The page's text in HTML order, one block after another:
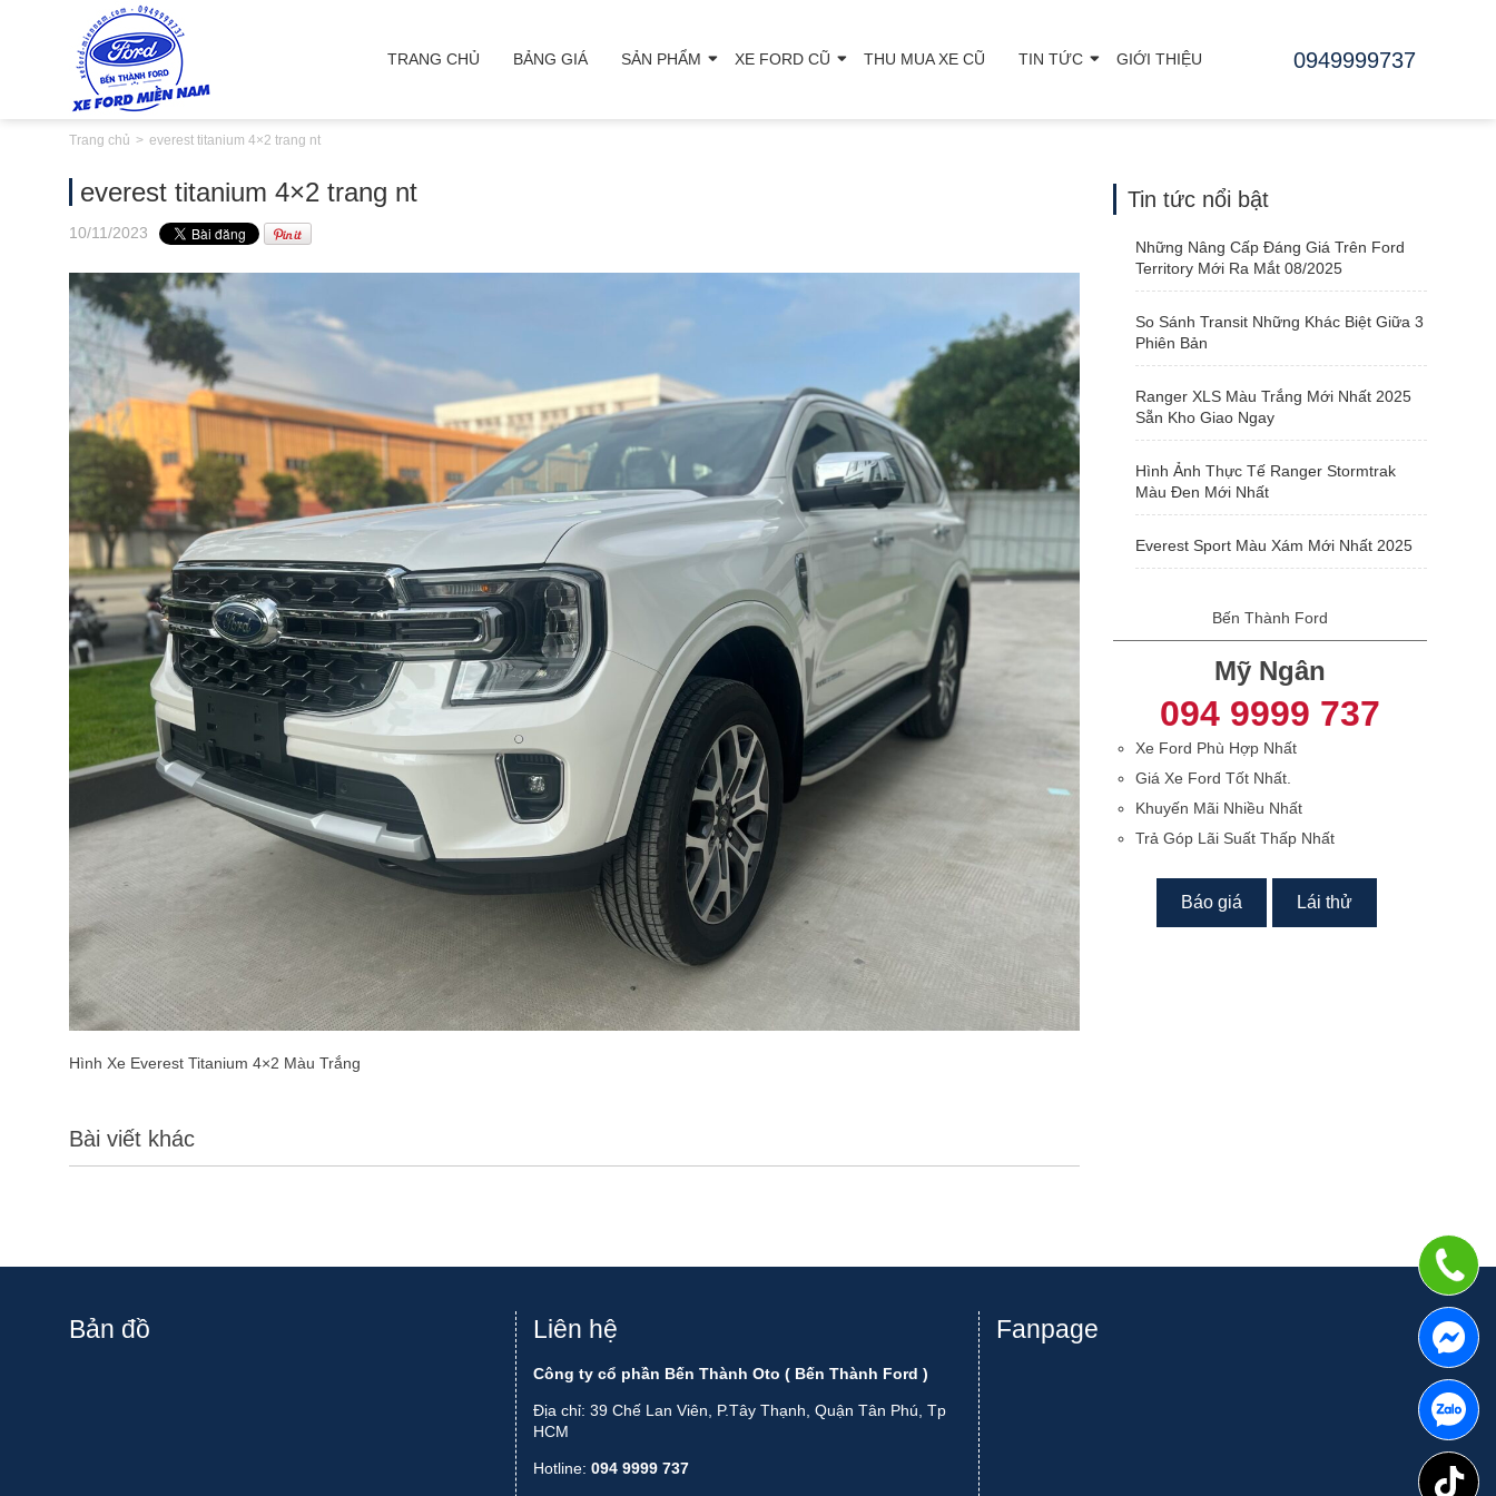
TRANG CHỦ BẢNG GIÁ SẢN PHẨM XE FORD CŨ THU MUA XE CŨ TIN TỨC GIỚI THIỆU 0949999737
Trang chủ everest titanium 4×2 trang nt
everest titanium 4×2 trang nt
10/11/2023
Hình Xe Everest Titanium 4×2 Màu Trắng
Bài viết khác
Tin tức nổi bật
Những Nâng Cấp Đáng Giá Trên Ford
Territory Mới Ra Mắt 08/2025
So Sánh Transit Những Khác Biệt Giữa 3
Phiên Bản
Ranger XLS Màu Trắng Mới Nhất 2025
Sẵn Kho Giao Ngay
Hình Ảnh Thực Tế Ranger Stormtrak
Màu Đen Mới Nhất
Everest Sport Màu Xám Mới Nhất 2025
Bến Thành Ford
Mỹ Ngân
094 9999 737
Xe Ford Phù Hợp Nhất
Giá Xe Ford Tốt Nhất.
Khuyến Mãi Nhiều Nhất
Trả Góp Lãi Suất Thấp Nhất
Báo giá Lái thử
Bản đồ Liên hệ
Công ty cổ phần Bến Thành Oto ( Bến Thành Ford )
Địa chỉ: 39 Chế Lan Viên, P.Tây Thạnh, Quận Tân Phú, Tp
HCM
Hotline: 094 9999 737
Fanpage